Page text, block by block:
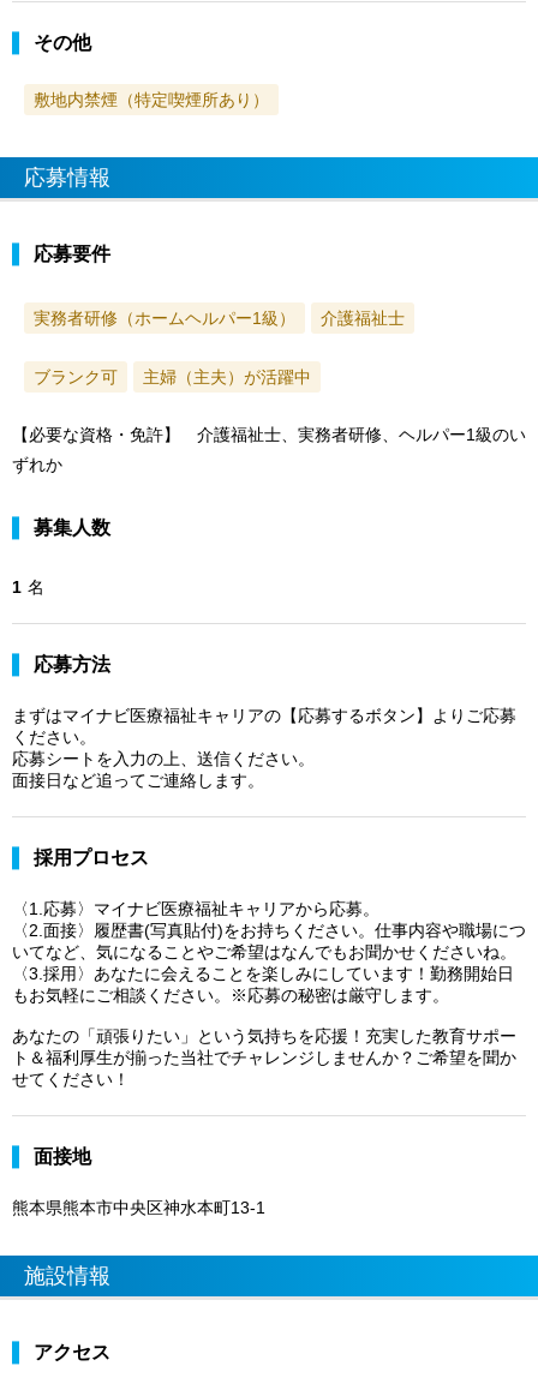
その他
敷地内禁煙（特定喫煙所あり）
応募情報
応募要件
実務者研修（ホームヘルパー1級） 介護福祉士
ブランク可 主婦（主夫）が活躍中
【必要な資格・免許】 介護福祉士、実務者研修、ヘルパー1級のい
ずれか
募集人数
1 名
応募方法
まずはマイナビ医療福祉キャリアの【応募するボタン】よりご応募
ください。
応募シートを入力の上、送信ください。
面接日など追ってご連絡します。
採用プロセス
〈1.応募〉マイナビ医療福祉キャリアから応募。
〈2.面接〉履歴書(写真貼付)をお持ちください。仕事内容や職場につ
いてなど、気になることやご希望はなんでもお聞かせくださいね。
〈3.採用〉あなたに会えることを楽しみにしています！勤務開始日
もお気軽にご相談ください。※応募の秘密は厳守します。
あなたの「頑張りたい」という気持ちを応援！充実した教育サポー
ト＆福利厚生が揃った当社でチャレンジしませんか？ご希望を聞か
せてください！
面接地
熊本県熊本市中央区神水本町13-1
施設情報
アクセス